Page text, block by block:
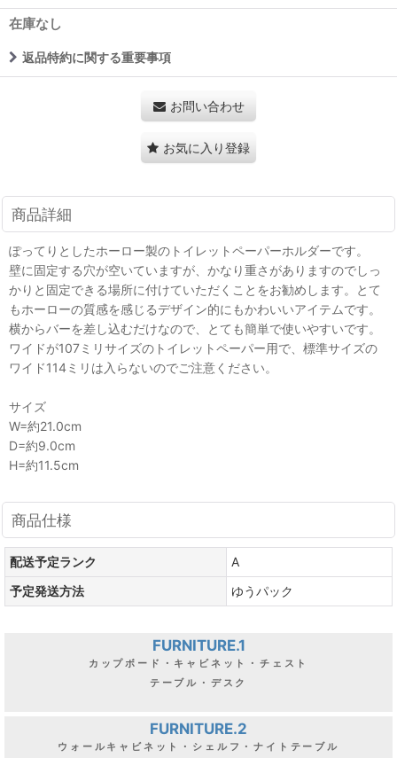
在庫なし
返品特約に関する重要事項
お問い合わせ
お気に入り登録
商品詳細
ぽってりとしたホーロー製のトイレットペーパーホルダーです。
壁に固定する穴が空いていますが、かなり重さがありますのでしっ
かりと固定できる場所に付けていただくことをお勧めします。とて
もホーローの質感を感じるデザイン的にもかわいいアイテムです。
横からバーを差し込むだけなので、とても簡単で使いやすいです。
ワイドが107ミリサイズのトイレットペーパー用で、標準サイズの
ワイド114ミリは入らないのでご注意ください。
サイズ
W=約21.0cm
D=約9.0cm
H=約11.5cm
商品仕様
配送予定ランク
A
予定発送方法
ゆうパック
FURNITURE.1
カップボード・キャビネット・チェスト
テーブル・デスク
FURNITURE.2
ウォールキャビネット・シェルフ・ナイトテーブル